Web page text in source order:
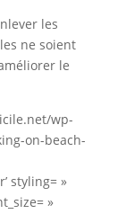
les
ne soient
le
wp-
on-beach-
styling= »
»